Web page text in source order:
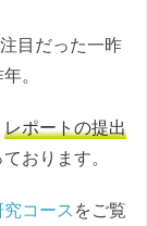
目だった一昨
。
レポートの提出
おります。
コースをご覧